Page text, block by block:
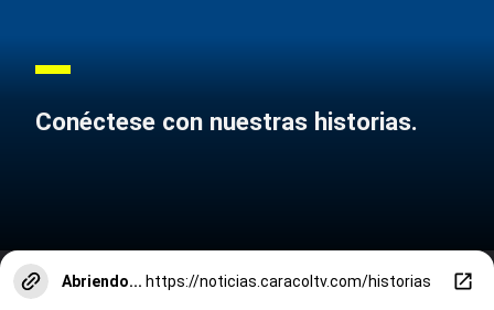
Conéctese con nuestras historias.
Abriendo... https://noticias.caracoltv.com/historias